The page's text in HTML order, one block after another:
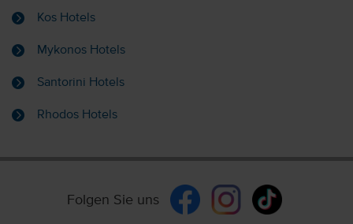
Kos Hotels
Mykonos Hotels
Santorini Hotels
Rhodos Hotels
Folgen Sie uns